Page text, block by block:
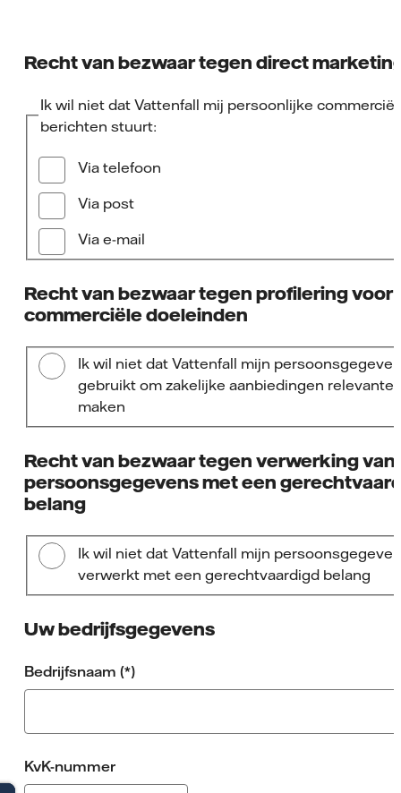
Recht van bezwaar tegen direct
Ik wil niet dat Vattenfall mij persoonlijke
berichten stuurt:
Via telefoon
Via post
Via e-mail
Recht van bezwaar tegen profilering voor
commerciële doeleinden
Ik wil niet dat Vattenfall mijn
gebruikt om zakelijke aanbiedingen
maken
Recht van bezwaar tegen verwerking van
persoonsgegevens met een
belang
Ik wil niet dat Vattenfall mijn
verwerkt met een gerechtvaardigd belang
Uw bedrijfsgegevens
Bedrijfsnaam
KvK-nummer